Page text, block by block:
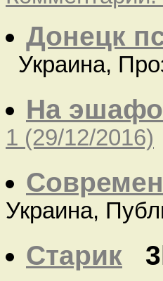
Донецк
Украина,
На
1 (29/12/2016)
Украина,
Старик